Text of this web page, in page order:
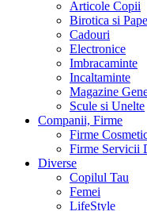
Articole Copii
Birotica si
Cadouri
Electronice
Imbracaminte
Incaltaminte
Magazine
Scule si Unelte
Companii, Firme
Firme
Firme Servicii
Diverse
Copilul Tau
Femei
LifeStyle